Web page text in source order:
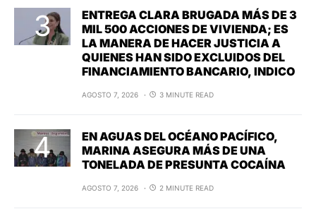
ENTREGA CLARA BRUGADA MÁS DE 3
MIL 500 ACCIONES DE VIVIENDA; ES
LA MANERA DE HACER JUSTICIA A
QUIENES HAN SIDO EXCLUIDOS DEL
FINANCIAMIENTO BANCARIO, INDICO
AGOSTO 7, 2026 3 MINUTE READ
EN AGUAS DEL OCÉANO PACÍFICO,
MARINA ASEGURA MÁS DE UNA
TONELADA DE PRESUNTA COCAÍNA
AGOSTO 7, 2026 2 MINUTE READ